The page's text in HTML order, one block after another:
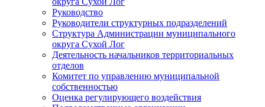
Руководство
Руководители структурных подразделений
Структура Администрации муниципального
округа Сухой Лог
Деятельность начальников территориальных
отделов
Комитет по управлению муниципальной
собственностью
Оценка регулирующего воздействия